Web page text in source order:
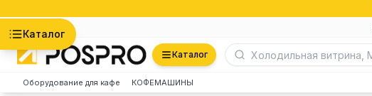
Каталог
Каталог
Оборудование для кафе КОФЕМАШИНЫ